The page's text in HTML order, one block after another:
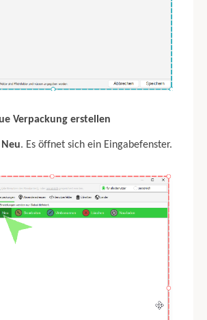
Verpackung erstellen
Neu. Es öffnet sich ein Eingabefenster.